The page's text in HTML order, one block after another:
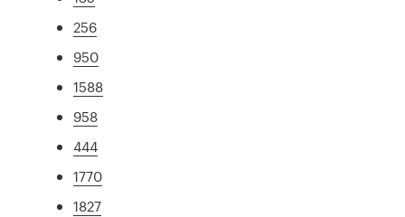
256
950
1588
958
444
1770
1827